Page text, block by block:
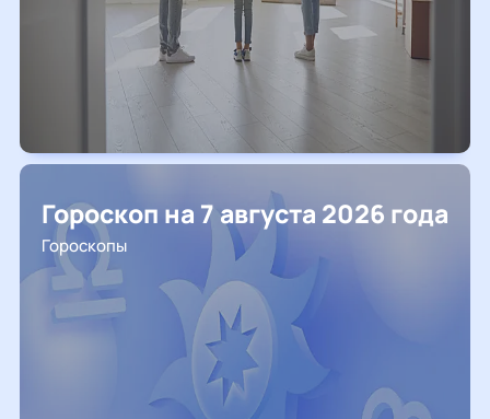
Гороскоп на 7 августа 2026 года
Гороскопы